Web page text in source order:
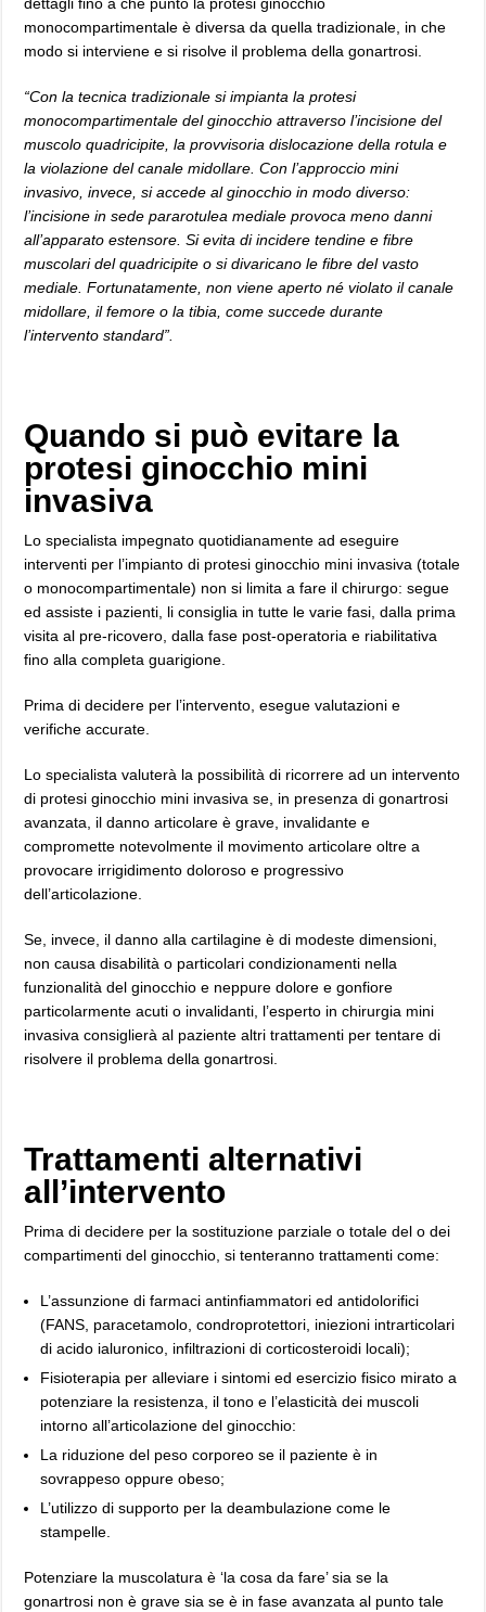
dettagli fino a che punto la protesi ginocchio
monocompartimentale è diversa da quella tradizionale, in che
modo si interviene e si risolve il problema della gonartrosi.
“Con la tecnica tradizionale si impianta la protesi
monocompartimentale del ginocchio attraverso l’incisione del
muscolo quadricipite, la provvisoria dislocazione della rotula e
la violazione del canale midollare. Con l’approccio mini
invasivo, invece, si accede al ginocchio in modo diverso:
l’incisione in sede pararotulea mediale provoca meno danni
all’apparato estensore. Si evita di incidere tendine e fibre
muscolari del quadricipite o si divaricano le fibre del vasto
mediale. Fortunatamente, non viene aperto né violato il canale
midollare, il femore o la tibia, come succede durante
l’intervento standard”.
Quando si può evitare la
protesi ginocchio mini
invasiva
Lo specialista impegnato quotidianamente ad eseguire
interventi per l’impianto di protesi ginocchio mini invasiva (totale
o monocompartimentale) non si limita a fare il chirurgo: segue
ed assiste i pazienti, li consiglia in tutte le varie fasi, dalla prima
visita al pre-ricovero, dalla fase post-operatoria e riabilitativa
fino alla completa guarigione.
Prima di decidere per l’intervento, esegue valutazioni e
verifiche accurate.
Lo specialista valuterà la possibilità di ricorrere ad un intervento
di protesi ginocchio mini invasiva se, in presenza di gonartrosi
avanzata, il danno articolare è grave, invalidante e
compromette notevolmente il movimento articolare oltre a
provocare irrigidimento doloroso e progressivo
dell’articolazione.
Se, invece, il danno alla cartilagine è di modeste dimensioni,
non causa disabilità o particolari condizionamenti nella
funzionalità del ginocchio e neppure dolore e gonfiore
particolarmente acuti o invalidanti, l’esperto in chirurgia mini
invasiva consiglierà al paziente altri trattamenti per tentare di
risolvere il problema della gonartrosi.
Trattamenti alternativi
all’intervento
Prima di decidere per la sostituzione parziale o totale del o dei
compartimenti del ginocchio, si tenteranno trattamenti come:
L’assunzione di farmaci antinfiammatori ed antidolorifici
(FANS, paracetamolo, condroprotettori, iniezioni intrarticolari
di acido ialuronico, infiltrazioni di corticosteroidi locali);
Fisioterapia per alleviare i sintomi ed esercizio fisico mirato a
potenziare la resistenza, il tono e l’elasticità dei muscoli
intorno all’articolazione del ginocchio:
La riduzione del peso corporeo se il paziente è in
sovrappeso oppure obeso;
L’utilizzo di supporto per la deambulazione come le
stampelle.
Potenziare la muscolatura è ‘la cosa da fare’ sia se la
gonartrosi non è grave sia se è in fase avanzata al punto tale